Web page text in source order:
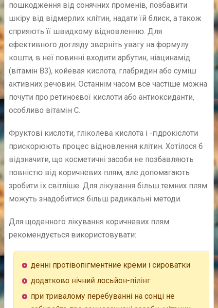
пошкодження від сонячних променів, позбавити
шкіру від відмерлих клітин, надати їй блиск, а також
сприяють її швидкому відновленню. Для
ефективного догляду зверніть увагу на формулу
кошти, в неї повинні входити арбутин, ніацинамід
(вітамін В3), койевая кислота, глабридин або суміш
активних речовин. Останнім часом все частіше можна
почути про ретиноєвої кислоти або антиоксиданти,
особливо вітамін С.
Фруктові кислоти, гліколева кислота і -гідрокіслоти
прискорюють процес відновлення клітин. Хотілося б
відзначити, що косметичні засоби не позбавляють
повністю від коричневих плям, але допомагають
зробити їх світліше. Для лікування більш темних плям
можуть знадобитися більш радикальні методи.
Для щоденного лікування коричневих плям
рекомендується використовувати:
денні протівопігментние креми і сироватки
додатково нічний лосьйон-пілінг
при тривалому перебуванні на сонці не